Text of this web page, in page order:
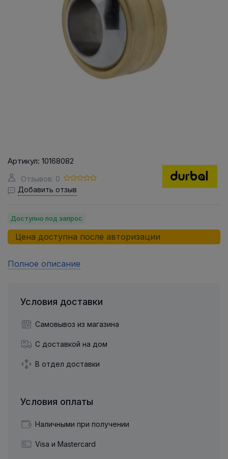
Артикул: 10168082
Отзывов: 0
Добавить отзыв
Доступно под запрос
Цена доступна после авторизации
Полное описание
Условия доставки
Самовывоз из магазина
С доставкой на дом
В отдел доставки
Условия оплаты
Наличными при получении
Visa и Mastercard